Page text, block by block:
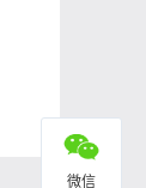
微信